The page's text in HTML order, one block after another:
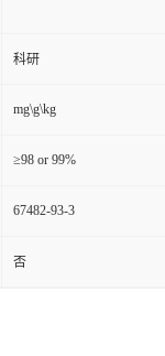
科研
mg\g\kg
≥98 or 99%
67482-93-3
否